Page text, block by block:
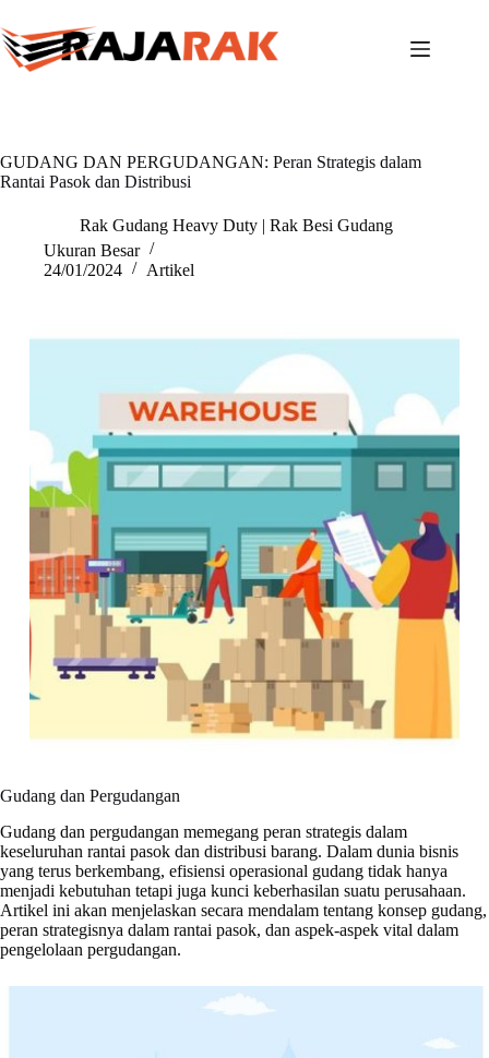
to
content
GUDANG DAN PERGUDANGAN: Peran Strategis dalam
Rantai Pasok dan Distribusi
Rak Gudang Heavy Duty | Rak Besi Gudang
Ukuran Besar
24/01/2024
Artikel
Gudang dan Pergudangan
Gudang dan pergudangan memegang peran strategis dalam
keseluruhan rantai pasok dan distribusi barang. Dalam dunia bisnis
yang terus berkembang, efisiensi operasional gudang tidak hanya
menjadi kebutuhan tetapi juga kunci keberhasilan suatu perusahaan.
Artikel ini akan menjelaskan secara mendalam tentang konsep gudang,
peran strategisnya dalam rantai pasok, dan aspek-aspek vital dalam
pengelolaan pergudangan.